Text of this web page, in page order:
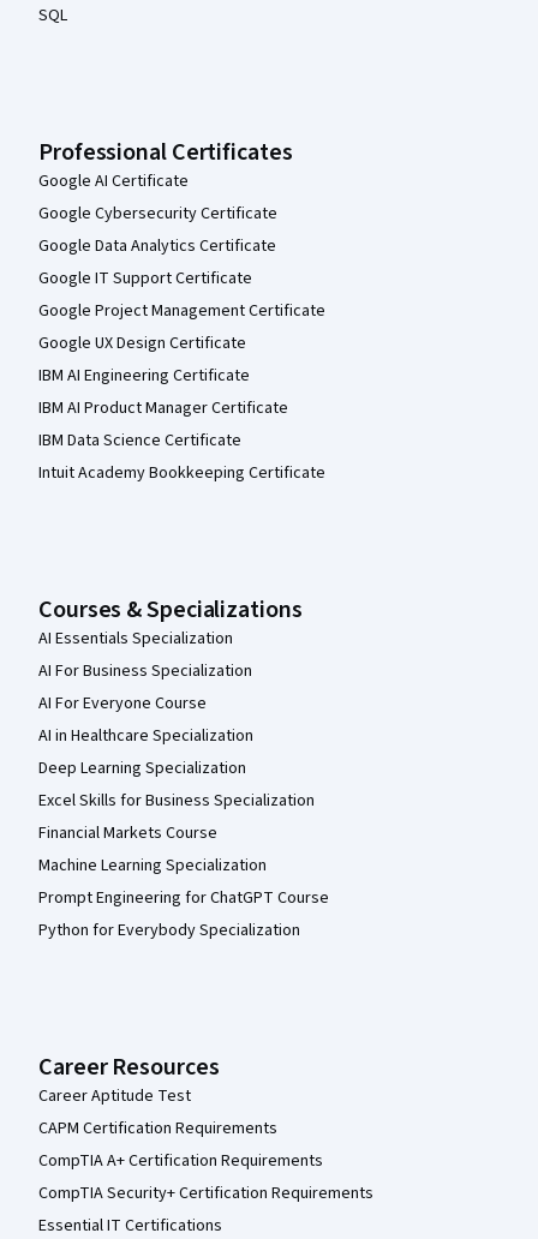
SQL
Professional Certificates
Google AI Certificate
Google Cybersecurity Certificate
Google Data Analytics Certificate
Google IT Support Certificate
Google Project Management Certificate
Google UX Design Certificate
IBM AI Engineering Certificate
IBM AI Product Manager Certificate
IBM Data Science Certificate
Intuit Academy Bookkeeping Certificate
Courses & Specializations
AI Essentials Specialization
AI For Business Specialization
AI For Everyone Course
AI in Healthcare Specialization
Deep Learning Specialization
Excel Skills for Business Specialization
Financial Markets Course
Machine Learning Specialization
Prompt Engineering for ChatGPT Course
Python for Everybody Specialization
Career Resources
Career Aptitude Test
CAPM Certification Requirements
CompTIA A+ Certification Requirements
CompTIA Security+ Certification Requirements
Essential IT Certifications